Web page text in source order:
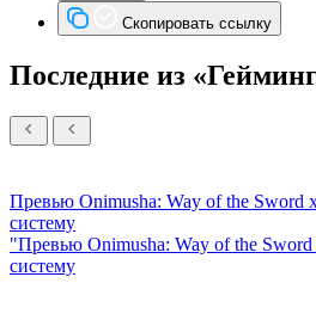
Скопировать ссылку
Последние из
Превью Onimusha: Way of the Sword
систему
"Превью Onimusha: Way of the Sword
систему